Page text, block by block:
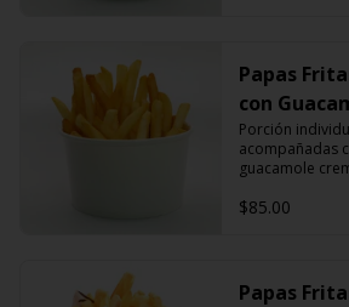
Papas
con
Porción
acompañadas
guacamole
$85.00
Papas